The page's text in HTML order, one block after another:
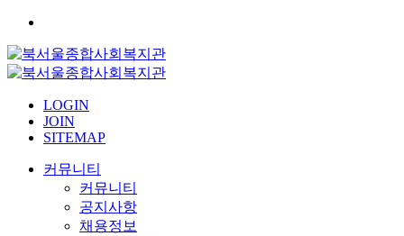
LOGIN
JOIN
SITEMAP
커뮤니티
커뮤니티
공지사항
채용정보